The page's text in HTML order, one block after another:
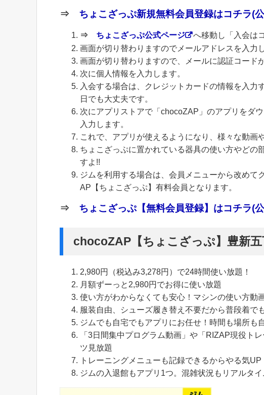
⇒ ちょこざっぷ新規無料会員登録はコチラ(
⇒ ちょこざっぷ公式ページ
へ移動し「入会は
画面が切り替わりますのでメールアドレスを入力
画面が切り替わりますので、メールに認証コード
次に個人情報を入力します。
入会する場合は、クレジットカードの情報を入
日でも大丈夫です。
次にアプリストアで「chocoZAP」のアプリをダ
入力します。
これで、アプリが使えるようになり、様々な動画
ちょこざっぷに置かれている器具の使い方やどの
すよ!!
ジムを利用する場合は、会員メニューから改めて
AP【ちょこざっぷ】有料会員となります。
⇒ ちょこざっぷ【無料会員登録】はコチラ(
chocoZAP【ちょこざっぷ】豊新
2,980円（税込み3,278円）で24時間使い放題！
月額ずーっと2,980円でお得に使い放題
使い方がわからなくても安心！マシンの使い方動
服装自由、シューズ履き替え不要だから普段着で
ジムでも自宅でもアプリにお任せ！時間も場所も
「3日間集中プログラム動画」や「RIZAP現役ト
ツ見放題
トレーニングメニューも記録できるからやる気UP
ジムの入退館もアプリ1つ。混雑状況もリアルタ